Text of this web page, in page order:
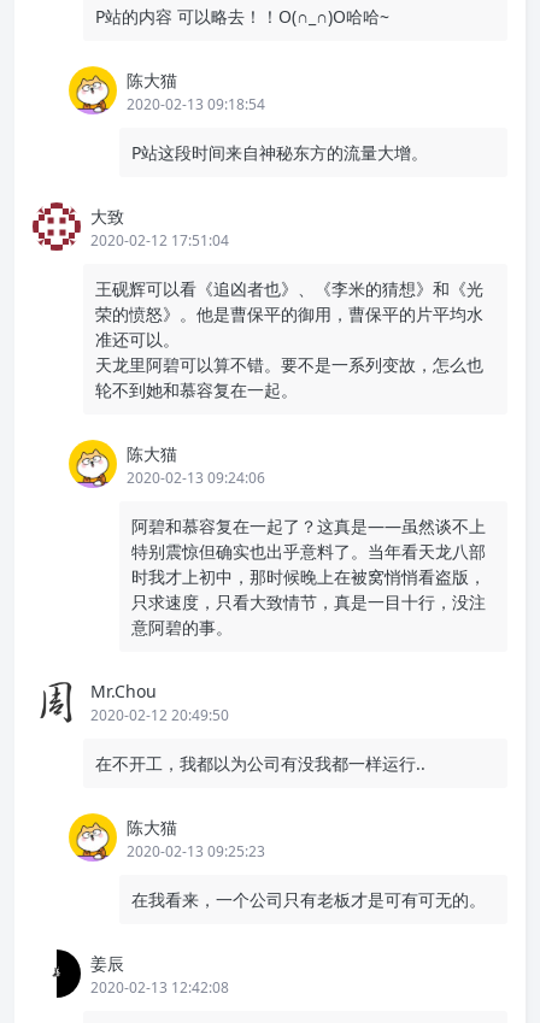
P站的内容 可以略去！！O(∩_∩)O哈哈~
陈大猫
2020-02-13 09:18:54
P站这段时间来自神秘东方的流量大增。
大致
2020-02-12 17:51:04
王砚辉可以看《追凶者也》、《李米的猜想》和《光
荣的愤怒》。他是曹保平的御用，曹保平的片平均水
准还可以。
天龙里阿碧可以算不错。要不是一系列变故，怎么也
轮不到她和慕容复在一起。
陈大猫
2020-02-13 09:24:06
阿碧和慕容复在一起了？这真是——虽然谈不上
特别震惊但确实也出乎意料了。当年看天龙八部
时我才上初中，那时候晚上在被窝悄悄看盗版，
只求速度，只看大致情节，真是一目十行，没注
意阿碧的事。
Mr.Chou
2020-02-12 20:49:50
在不开工，我都以为公司有没我都一样运行..
陈大猫
2020-02-13 09:25:23
在我看来，一个公司只有老板才是可有可无的。
姜辰
2020-02-13 12:42:08